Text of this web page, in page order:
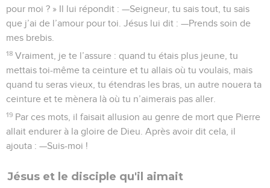
pour moi ? » Il lui répondit : —Seigneur, tu sais tout, tu sais
que j’ai de l’amour pour toi. Jésus lui dit : —Prends soin de
mes brebis.
18 Vraiment, je te l’assure : quand tu étais plus jeune, tu
mettais toi-même ta ceinture et tu allais où tu voulais, mais
quand tu seras vieux, tu étendras les bras, un autre nouera ta
ceinture et te mènera là où tu n’aimerais pas aller.
19 Par ces mots, il faisait allusion au genre de mort que Pierre
allait endurer à la gloire de Dieu. Après avoir dit cela, il
ajouta : —Suis-moi !
Jésus et le disciple qu'il aimait